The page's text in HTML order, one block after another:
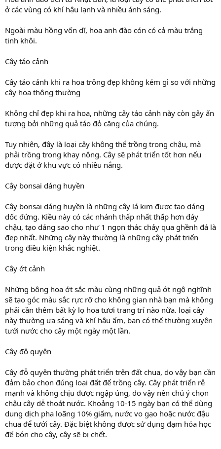
ở các vùng có khí hậu lạnh và nhiều ánh sáng.
Ngoài màu hồng vốn dĩ, hoa anh đào cón có cả màu trắng
tinh khôi.
Cây táo cảnh
Cây táo cảnh khi ra hoa trông đẹp không kém gì so với những
cây hoa thông thường
Không chỉ đẹp khi ra hoa, những cây táo cảnh này còn gây ấn
tượng bởi những quả táo đỏ căng của chúng.
Tuy nhiên, đây là loại cây không thể trồng trong chậu, mà
phải trồng trong khay nông. Cây sẽ phát triển tốt hơn nếu
được đặt ở khu vực có nhiều nắng.
Cây bonsai dáng huyền
Cây bonsai dáng huyền là những cây lá kim được tạo dáng
dốc đứng. Kiều này có các nhánh thấp nhất thấp hơn đáy
chậu, tạo dáng sao cho như 1 ngọn thác chảy qua ghềnh đá là
đẹp nhất. Những cây này thường là những cây phát triển
trong điều kiện khắc nghiệt.
Cây ớt cảnh
Những bông hoa ớt sắc màu cùng những quả ớt ngộ nghĩnh
sẽ tạo góc màu sắc rực rỡ cho không gian nhà bạn mà không
phải cần thêm bất kỳ lọ hoa tươi trang trí nào nữa. loại cây
này thường ưa sáng và khí hậu ấm, bạn có thể thường xuyên
tưới nước cho cây một ngày một lần.
Cây đỗ quyên
Cây đỗ quyên thường phát triển trên đất chua, do vậy bạn cần
đảm bảo chọn đúng loại đất để trồng cây. Cây phát triển rễ
mạnh và không chịu được ngập úng, do vậy nên chú ý chọn
chậu cây dễ thoát nước. Khoảng 10-15 ngày bạn có thể dùng
dung dịch pha loãng 10% giấm, nước vo gạo hoặc nước đậu
chua để tưới cây. Đặc biệt không được sử dụng đạm hóa học
để bón cho cây, cây sẽ bị chết.